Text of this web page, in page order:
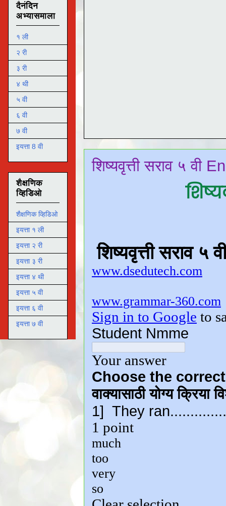
शिष्यवृत्ती सराव ५ वी
दैनंदिन
अभ्यासमाला
१ ली
२ री
३ री
४ थी
५ वी
६ वी
७ वी
इयत्ता 8 वी
शैक्षणिक
व्हिडिओ
शैक्षणिक व्हिडिओ
इयत्ता १ ली
इयत्ता २ री
इयत्ता ३ री
इयत्ता ४ थी
इयत्ता ५ वी
इयत्ता ६ वी
इयत्ता ७ वी